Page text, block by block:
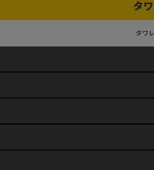
タ
タワ